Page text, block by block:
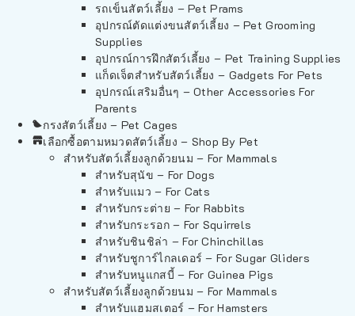
รถเข็นสัตว์เลี้ยง – Pet Prams
อุปกรณ์ตัดแต่งขนสัตว์เลี้ยง – Pet Grooming
Supplies
อุปกรณ์การฝึกสัตว์เลี้ยง – Pet Training Supplies
แก็ดเจ็ตสำหรับสัตว์เลี้ยง – Gadgets For Pets
อุปกรณ์เสริมอื่นๆ – Other Accessories For
Parents
กรงสัตว์เลี้ยง – Pet Cages
เลือกซื้อตามหมวดสัตว์เลี้ยง – Shop By Pet
สำหรับสัตว์เลี้ยงลูกด้วยนม – For Mammals
สำหรับสุนัข – For Dogs
สำหรับแมว – For Cats
สำหรับกระต่าย – For Rabbits
สำหรับกระรอก – For Squirrels
สำหรับชินชิล่า – For Chinchillas
สำหรับชูการ์ไกลเดอร์ – For Sugar Gliders
สำหรับหนูแกสบี้ – For Guinea Pigs
สำหรับสัตว์เลี้ยงลูกด้วยนม – For Mammals
สำหรับแฮมสเตอร์ – For Hamsters